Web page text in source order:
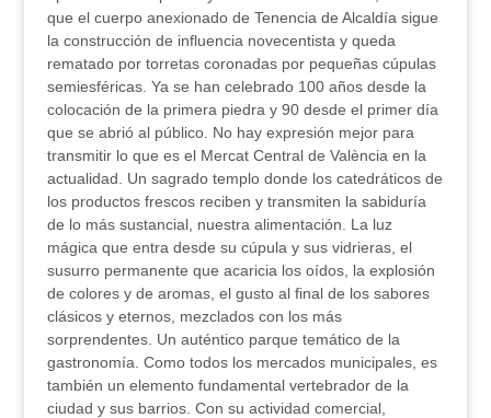
que el cuerpo anexionado de Tenencia de Alcaldía sigue
la construcción de influencia novecentista y queda
rematado por torretas coronadas por pequeñas cúpulas
semiesféricas. Ya se han celebrado 100 años desde la
colocación de la primera piedra y 90 desde el primer día
que se abrió al público. No hay expresión mejor para
transmitir lo que es el Mercat Central de València en la
actualidad. Un sagrado templo donde los catedráticos de
los productos frescos reciben y transmiten la sabiduría
de lo más sustancial, nuestra alimentación. La luz
mágica que entra desde su cúpula y sus vidrieras, el
susurro permanente que acaricia los oídos, la explosión
de colores y de aromas, el gusto al final de los sabores
clásicos y eternos, mezclados con los más
sorprendentes. Un auténtico parque temático de la
gastronomía. Como todos los mercados municipales, es
también un elemento fundamental vertebrador de la
ciudad y sus barrios. Con su actividad comercial,